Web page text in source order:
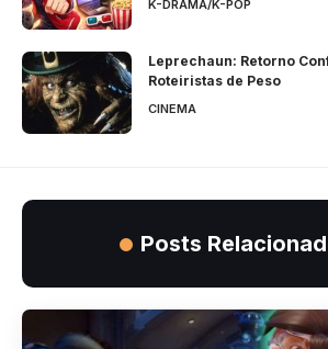
K-DRAMA/K-POP
Leprechaun: Retorno
Roteiristas de Peso
CINEMA
Posts